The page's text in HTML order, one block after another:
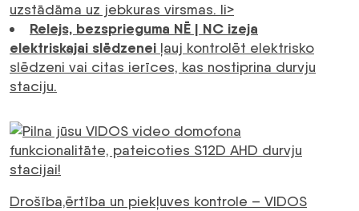
uzstādāma uz jebkuras virsmas. li>
Relejs, bezsprieguma NĒ | NC izeja
elektriskajai slēdzenei ļauj kontrolēt elektrisko
slēdzeni vai citas ierīces, kas nostiprina durvju
staciju.
Drošība,ērtība un piekļuves kontrole – VIDOS